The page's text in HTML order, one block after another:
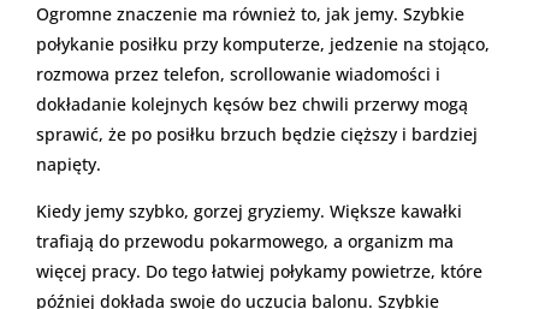
Ogromne znaczenie ma również to, jak jemy. Szybkie
połykanie posiłku przy komputerze, jedzenie na stojąco,
rozmowa przez telefon, scrollowanie wiadomości i
dokładanie kolejnych kęsów bez chwili przerwy mogą
sprawić, że po posiłku brzuch będzie cięższy i bardziej
napięty.
Kiedy jemy szybko, gorzej gryziemy. Większe kawałki
trafiają do przewodu pokarmowego, a organizm ma
więcej pracy. Do tego łatwiej połykamy powietrze, które
później dokłada swoje do uczucia balonu. Szybkie